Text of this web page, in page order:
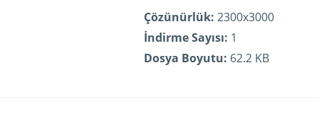
Çözünürlük: 2300x3000
İndirme Sayısı: 1
Dosya Boyutu: 62.2 KB